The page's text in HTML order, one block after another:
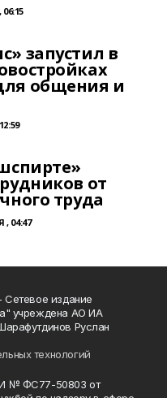
запустил в
общения и
от
труда
04:47
Сетевое издание
учреждена АО ИА
Руслан
технологий
№ ФС77-50803 от